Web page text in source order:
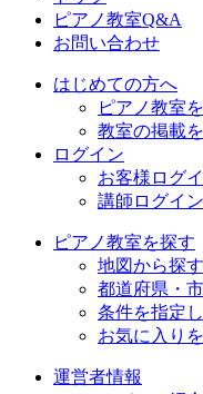
ピアノ教室Q&A
お問い合わせ
はじめての方へ
ピアノ教室
教室の掲載
ログイン
お客様ログ
講師ログイン
ピアノ教室を探す
地図から探す
都道府県・
条件を指定
お気に入り
運営者情報